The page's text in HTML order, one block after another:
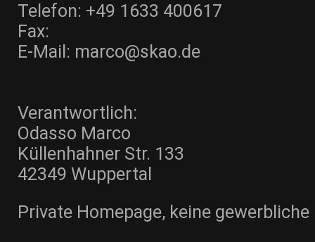
Telefon: +49 1633 400617
Fax:
E-Mail: marco@skao.de
Verantwortlich:
Odasso Marco
Küllenhahner Str. 133
42349 Wuppertal
Private Homepage, keine